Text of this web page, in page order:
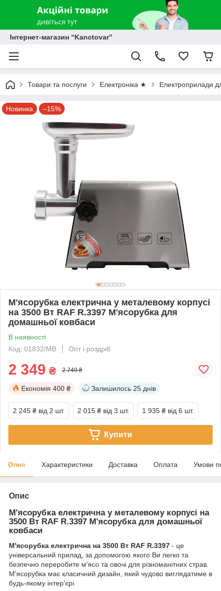
Інтернет-магазин “Kanctovar”
Товари та послуги Електроніка ★ Електроприлади
Новинка –15%
М'ясорубка електрична у металевому корпусі
на 3500 Вт RAF R.3397 М'ясорубка для
домашньої ковбаси
В наявності
Код: 01832/MB
Опт і роздріб
2 349 ₴ 2 749 ₴
Економія 400 ₴ Залишилось 25 днів
2 245 ₴ від 2 шт. 2 015 ₴ від 3 шт. 1 935 ₴ від 6 шт.
Купити
Опис Характеристики Доставка Оплата Умови
Опис
М'ясорубка електрична у металевому корпусі на
3500 Вт RAF R.3397 М'ясорубка для домашньої
ковбаси
М'ясорубка електрична на 3500 Вт RAF R.3397 - це
універсальний прилад, за допомогою якого Ви легко та
безпечно переробите м'ясо та овочі для різноманітних страв.
М'ясорубка має класичний дизайн, який чудово виглядатиме в
будь-якому інтер'єрі.